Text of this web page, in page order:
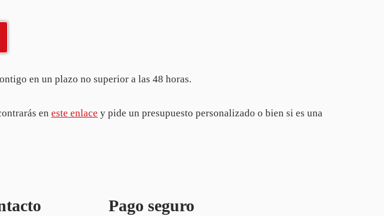
en un plazo no superior a las 48 horas.
en este enlace y pide un presupuesto personalizado o bien si es una
Pago seguro